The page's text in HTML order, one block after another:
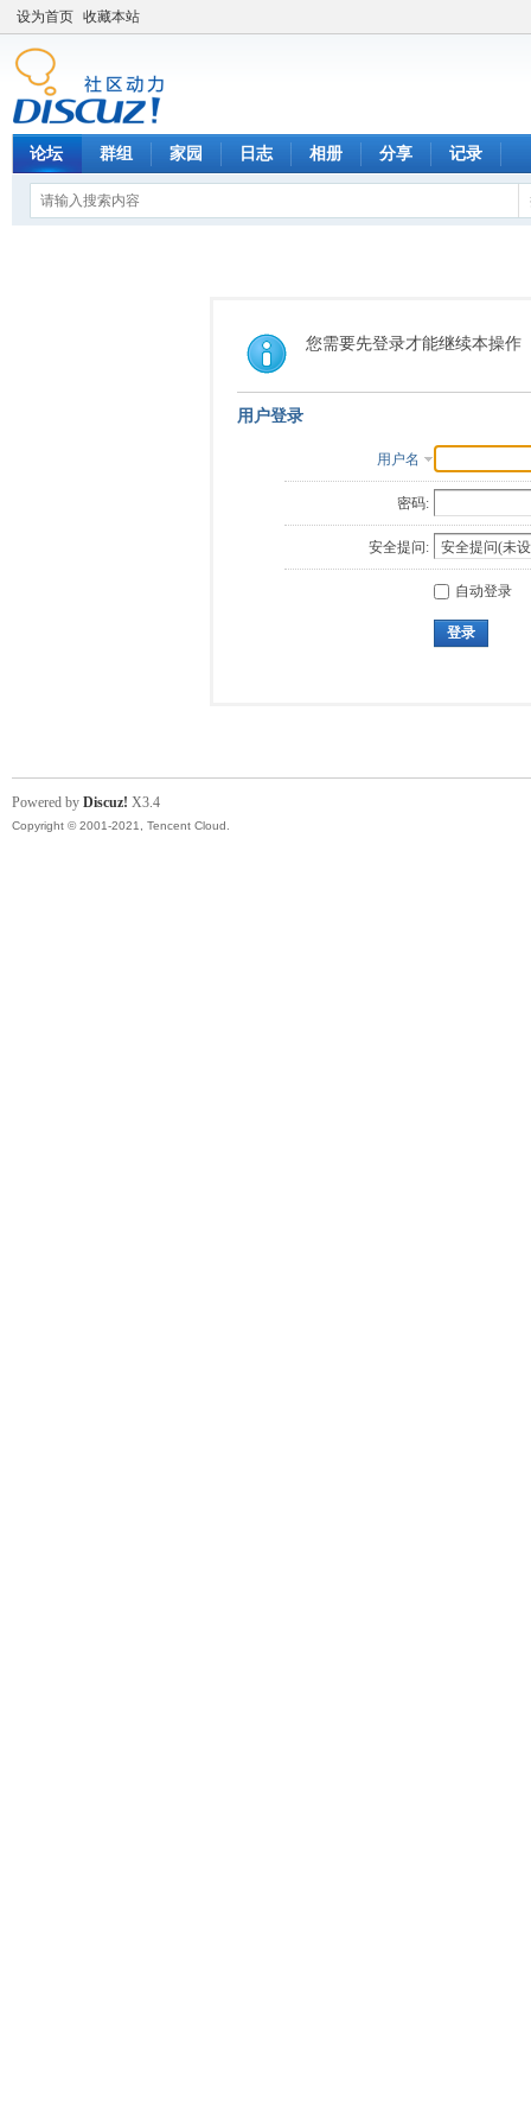
设为首页 收藏本站
论坛 群组 家园 日志 相册 分享 记录
您需要先登录才能继续本操作
用户登录
用户名
密码:
安全提问:
自动登录
登录
Powered by Discuz! X3.4
Copyright © 2001-2021, Tencent Cloud.